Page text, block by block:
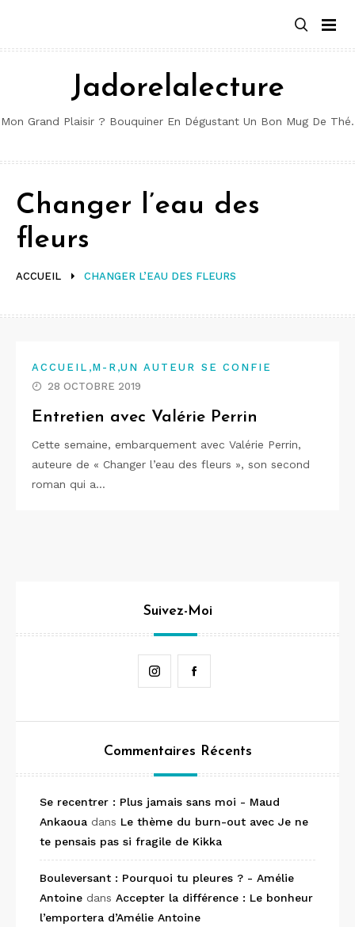
contenu
Jadorelalecture
Mon Grand Plaisir ? Bouquiner En Dégustant Un Bon Mug De Thé.
ACCUEIL CHANGER L’EAU DES FLEURS
Changer l’eau des
fleurs
ACCUEIL ,M-R ,UN AUTEUR SE CONFIE
28 OCTOBRE 2019
Entretien avec Valérie Perrin
Cette semaine, embarquement avec Valérie Perrin,
auteure de « Changer l’eau des fleurs », son second
roman qui a…
Suivez-Moi
Instagram
Commentaires Récents
Se recentrer : Plus jamais sans moi - Maud
Ankaoua dans Le thème du burn-out avec Je ne
te pensais pas si fragile de Kikka
Bouleversant : Pourquoi tu pleures ? - Amélie
Antoine dans Accepter la différence : Le bonheur
l’emportera d’Amélie Antoine